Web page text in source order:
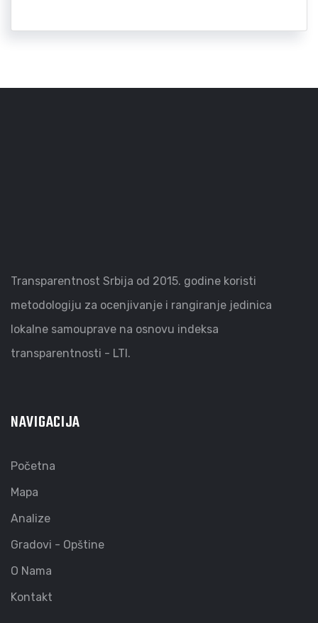
Transparentnost Srbija od 2015. godine koristi
metodologiju za ocenjivanje i rangiranje jedinica
lokalne samouprave na osnovu indeksa
transparentnosti - LTI.
NAVIGACIJA
Početna
Mapa
Analize
Gradovi - Opštine
O Nama
Kontakt